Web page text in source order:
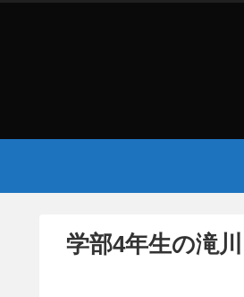
学部4年生の滝